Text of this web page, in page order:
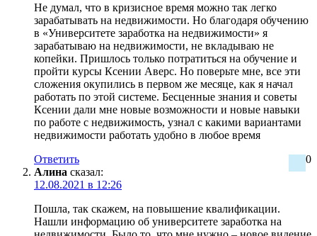
Не думал, что в кризисное время можно так легко
зарабатывать на недвижимости. Но благодаря обучению
в «Университете заработка на недвижимости» я
зарабатываю на недвижимости, не вкладываю не
копейки. Пришлось только потратиться на обучение и
пройти курсы Ксении Аверс. Но поверьте мне, все эти
сложения окупились в первом же месяце, как я начал
работать по этой системе. Бесценные знания и советы
Ксении дали мне новые возможности и новые навыки
по работе с недвижимость, узнал с какими вариантами
недвижимости работать удобно в любое время
0
Ответить
Алина сказал:
12.08.2021 в 12:26
Пошла, так скажем, на повышение квалификации.
Нашли информацию об университете заработка на